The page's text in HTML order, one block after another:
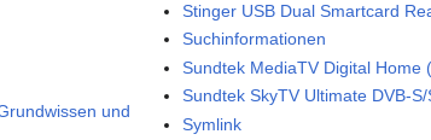
und
Stinger USB Dual Smartcard
Suchinformationen
Sundtek MediaTV Digital Home
Sundtek SkyTV Ultimate DVB-S/
Symlink